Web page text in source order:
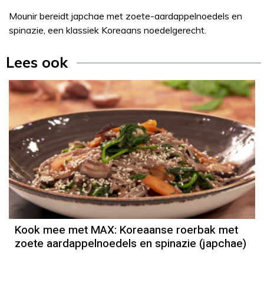
Mounir bereidt japchae met zoete-aardappelnoedels en
spinazie, een klassiek Koreaans noedelgerecht.
Lees ook
Kook mee met MAX: Koreaanse roerbak met
zoete aardappelnoedels en spinazie (japchae)